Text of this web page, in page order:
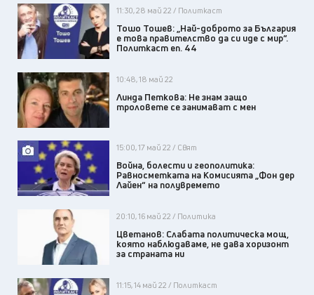
11:30, 28 май 22 / Политкаст
Тошо Тошев: „Най-доброто за България
е това правителство да си иде с мир“.
Политкаст еп. 44
10:48, 18 май 22
Линда Петкова: Не знам защо
троловете се занимават с мен
15:00, 17 май 22 / Свят
Война, болести и геополитика:
Равносметката на Комисията „Фон дер
Лайен“ на полувремето
20:10, 16 май 22 / Политика
Цветанов: Слабата политическа мощ,
която наблюдаваме, не дава хоризонт
за страната ни
11:15, 14 май 22 / Политкаст